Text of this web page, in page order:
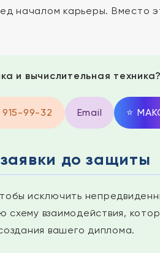
началом карьеры. Вместо
и вычислительная техника?
915-99-32 Email ⭐
до защиты
исключить
схему взаимодействия,
вашего диплома.